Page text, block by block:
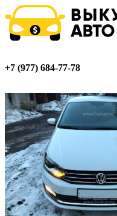
+7 (977) 684-77-78